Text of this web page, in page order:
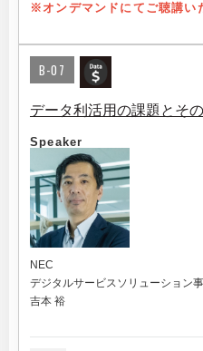
※オンデマンドにてご聴講い
B-07
データ利活用の課題とそ
Speaker
NEC
デジタルサービスソリューション
吉本 裕